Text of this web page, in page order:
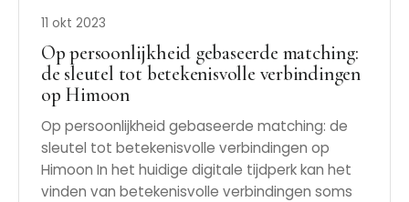
11 okt 2023
Op persoonlijkheid gebaseerde matching:
de sleutel tot betekenisvolle verbindingen
op Himoon
Op persoonlijkheid gebaseerde matching: de
sleutel tot betekenisvolle verbindingen op
Himoon In het huidige digitale tijdperk kan het
vinden van betekenisvolle verbindingen soms